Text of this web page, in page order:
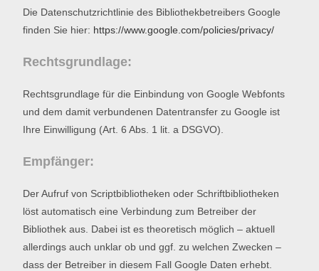
Die Datenschutzrichtlinie des Bibliothekbetreibers Google
finden Sie hier: https://www.google.com/policies/privacy/
Rechtsgrundlage:
Rechtsgrundlage für die Einbindung von Google Webfonts
und dem damit verbundenen Datentransfer zu Google ist
Ihre Einwilligung (Art. 6 Abs. 1 lit. a DSGVO).
Empfänger:
Der Aufruf von Scriptbibliotheken oder Schriftbibliotheken
löst automatisch eine Verbindung zum Betreiber der
Bibliothek aus. Dabei ist es theoretisch möglich – aktuell
allerdings auch unklar ob und ggf. zu welchen Zwecken –
dass der Betreiber in diesem Fall Google Daten erhebt.